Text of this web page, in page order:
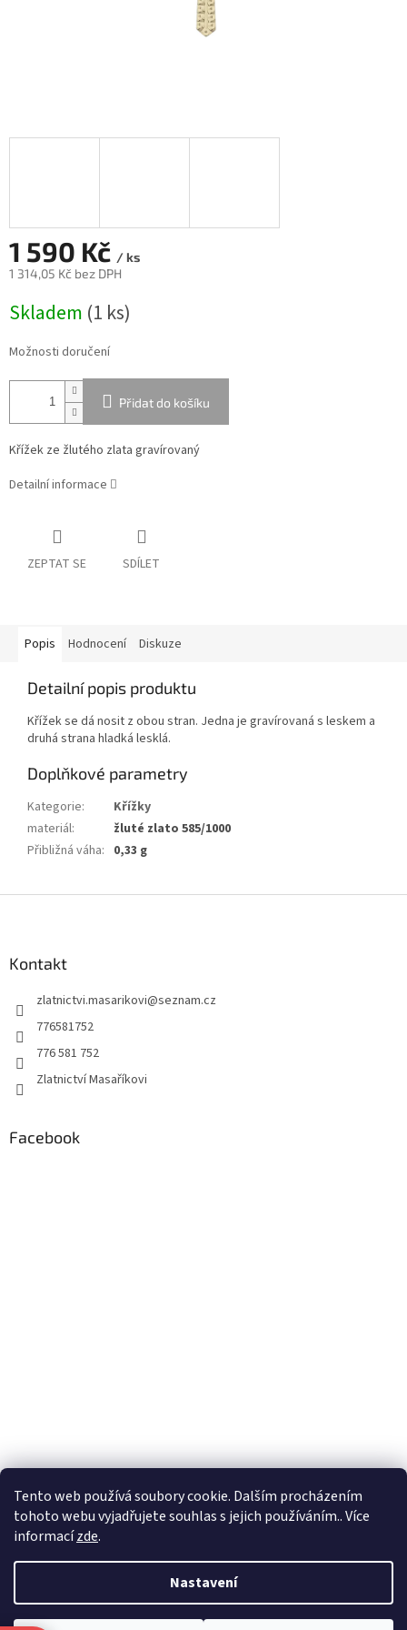
Tento web používá soubory cookie. Dalším procházením
tohoto webu vyjadřujete souhlas s jejich používáním.. Více
informacízde.
Nastavení
1 590 Kč / ks
1 314,05 Kč bez DPH
cena:
Skladem (1 ks)
Možnosti doručení
Přidat do košíku
Křížek ze žlutého zlata gravírovaný
Detailní informace
ZEPTAT SE SDÍLET
Popis Hodnocení Diskuze
Detailní popis produktu
Křížek se dá nosit z obou stran. Jedna je gravírovaná s leskem a
druhá strana hladká lesklá.
Doplňkové parametry
Kategorie:
Křížky
materiál:
žluté zlato 585/1000
Přibližná váha: 0,33 g
Kontakt
zlatnictvi.masarikovi@seznam.cz
776581752
776 581 752
Zlatnictví Masaříkovi
Facebook
Vytvořil Shoptet
Copyright 2026Zlatnictví Masaříkovi. Všechna práva vyhrazena.